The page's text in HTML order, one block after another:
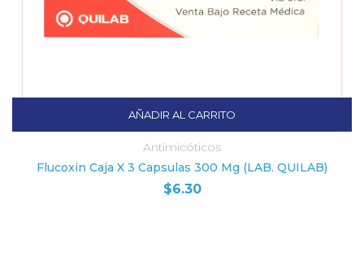
AÑADIR AL CARRITO
Antimicóticos
Flucoxin Caja X 3 Capsulas 300 Mg (LAB. QUILAB)
$6.30